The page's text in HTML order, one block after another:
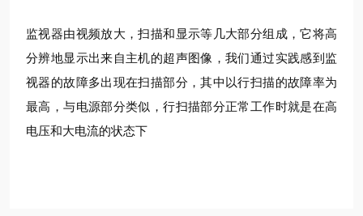
监视器由视频放大，扫描和显示等几大部分组成，它将高
分辨地显示出来自主机的超声图像，我们通过实践感到监
视器的故障多出现在扫描部分，其中以行扫描的故障率为
最高，与电源部分类似，行扫描部分正常工作时就是在高
电压和大电流的状态下